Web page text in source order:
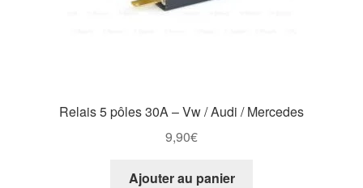
Relais 5 pôles 30A – Vw / Audi / Mercedes
9,90€
Ajouter au panier